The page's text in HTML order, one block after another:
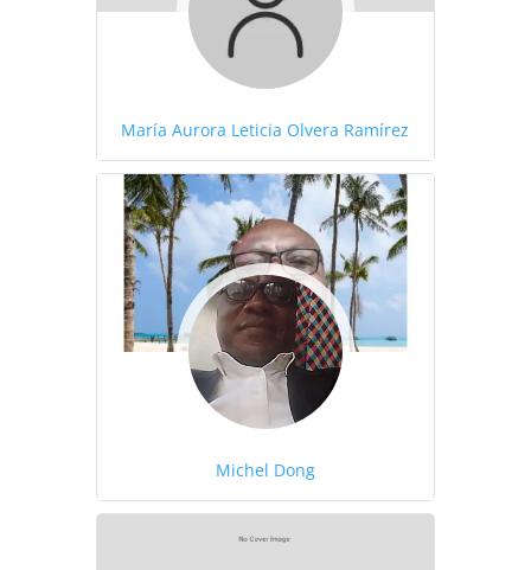
María Aurora Leticia Olvera Ramírez
Michel Dong